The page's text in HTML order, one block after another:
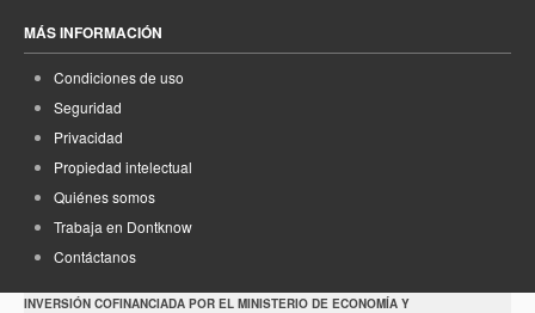
MÁS INFORMACIÓN
Condiciones de uso
Seguridad
Privacidad
Propiedad intelectual
Quiénes somos
Trabaja en Dontknow
Contáctanos
INVERSIÓN COFINANCIADA POR EL MINISTERIO DE ECONOMÍA Y